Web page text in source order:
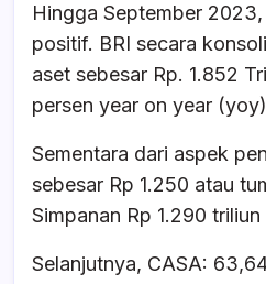
Hingga September
positif. BRI secara
aset sebesar Rp. 1.852
persen year on year
Sementara dari aspek
sebesar Rp 1.250 atau
Simpanan Rp 1.290
Selanjutnya, CASA: